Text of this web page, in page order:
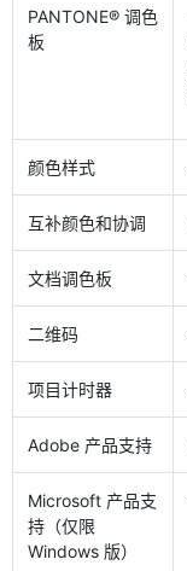
PANTONE® 调色
板
颜色样式
互补颜色和协调
文档调色板
二维码
项目计时器
Adobe 产品支持
Microsoft 产品支
持（仅限
Windows 版）